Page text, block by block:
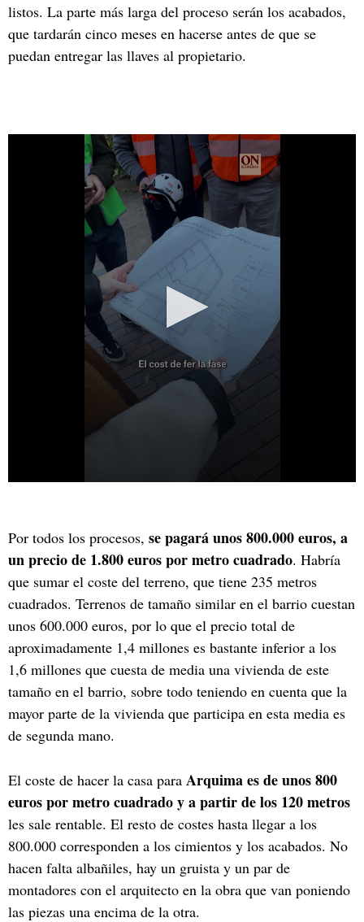
listos. La parte más larga del proceso serán los acabados,
que tardarán cinco meses en hacerse antes de que se
puedan entregar las llaves al propietario.
Por todos los procesos, se pagará unos 800.000 euros, a
un precio de 1.800 euros por metro cuadrado. Habría
que sumar el coste del terreno, que tiene 235 metros
cuadrados. Terrenos de tamaño similar en el barrio cuestan
unos 600.000 euros, por lo que el precio total de
aproximadamente 1,4 millones es bastante inferior a los
1,6 millones que cuesta de media una vivienda de este
tamaño en el barrio, sobre todo teniendo en cuenta que la
mayor parte de la vivienda que participa en esta media es
de segunda mano.
El coste de hacer la casa para Arquima es de unos 800
euros por metro cuadrado y a partir de los 120 metros
les sale rentable. El resto de costes hasta llegar a los
800.000 corresponden a los cimientos y los acabados. No
hacen falta albañiles, hay un gruista y un par de
montadores con el arquitecto en la obra que van poniendo
las piezas una encima de la otra.